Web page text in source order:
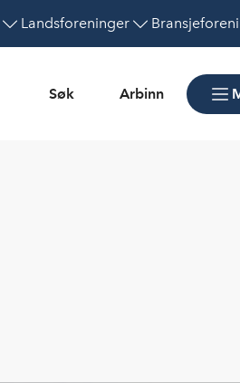
Landsforeninger
Søk Arbinn